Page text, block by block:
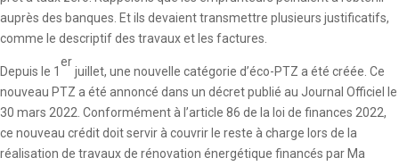
auprès des banques. Et ils devaient transmettre plusieurs justificatifs,
comme le descriptif des travaux et les factures.
Depuis le 1
er
juillet, une nouvelle catégorie d’éco-PTZ a été créée. Ce
nouveau PTZ a été annoncé dans un décret publié au Journal Officiel le
30 mars 2022. Conformément à l’article 86 de la loi de finances 2022,
ce nouveau crédit doit servir à couvrir le reste à charge lors de la
réalisation de travaux de rénovation énergétique financés par Ma